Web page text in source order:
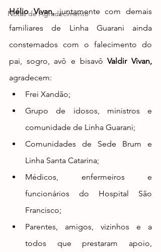
Notas de Agradecimento
Hélio Vivan, juntamente com demais
familiares de Linha Guarani
ainda
consternados com o falecimento do
pai, sogro, avô e bisavô Valdir Vivan,
agradecem:
Frei Xandão;
Grupo de idosos, ministros e
comunidade de Linha Guarani;
Comunidades de Sede Brum e
Linha Santa Catarina;
Médicos, enfermeiros e
funcionários do Hospital São
Francisco;
Parentes, amigos, vizinhos e a
todos que prestaram apoio,